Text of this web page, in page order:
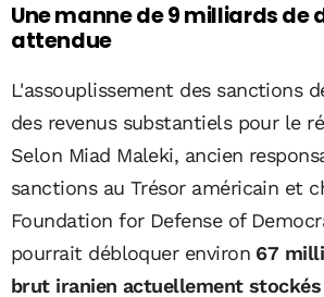
Une manne de 9 milliards de
attendue
L'assouplissement des sanctions
des revenus substantiels pour le
Selon Miad Maleki, ancien
sanctions au Trésor américain et
Foundation for Defense of
pourrait débloquer environ 67
brut iranien actuellement